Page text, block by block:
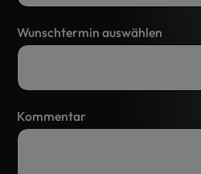
Wunschtermin auswählen
Kommentar